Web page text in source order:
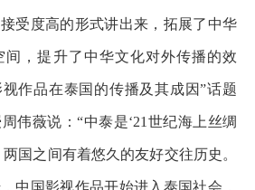
受度高的形式讲出来，拓展了中华
间，提升了中华文化对外传播的效
作品在泰国的传播及其成因”话题
伟薇说：“中泰是‘21世纪海上丝绸
国之间有着悠久的友好交往历史。
中国影视作品开始进入泰国社会，